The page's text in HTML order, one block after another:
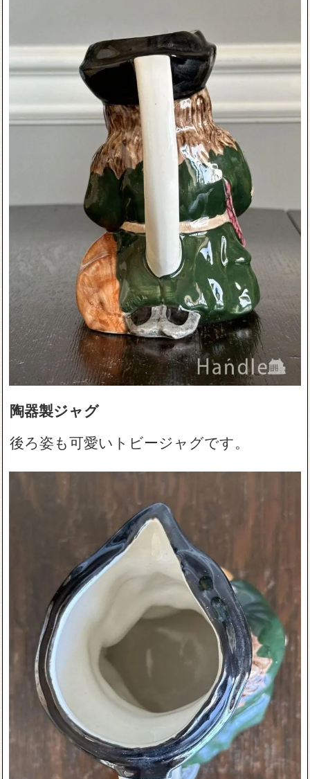
陶器製ジャグ
後ろ姿も可愛いトビージャグです。